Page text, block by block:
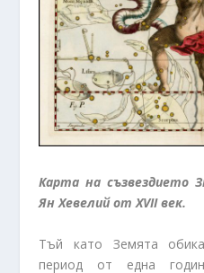
Карта на съзвездието
Ян Хевелий от XVII век.
Тъй като Земята
период от една